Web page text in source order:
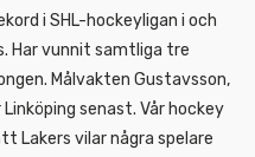
i SHL-hockeyligan i och
Har vunnit samtliga tre
Målvakten Gustavsson,
senast. Vår hockey
Lakers vilar några spelare